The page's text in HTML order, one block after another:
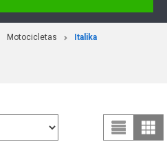
Motocicletas Italika